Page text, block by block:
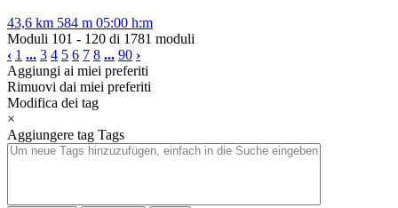
43,6 km 584 m 05:00 h:m
Moduli 101 - 120 di 1781 moduli
‹ 1 ... 3 4 5 6 7 8 ... 90 ›
Aggiungi ai miei preferiti
Rimuovi dai miei preferiti
Modifica dei tag
×
Aggiungere tag Tags